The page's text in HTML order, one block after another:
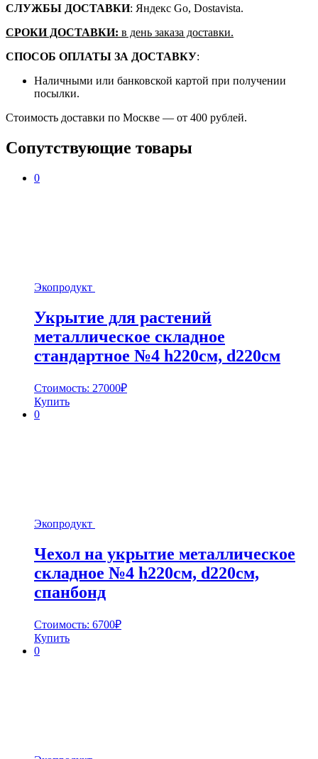
СЛУЖБЫ ДОСТАВКИ: Яндекс Go, Dostavista.
СРОКИ ДОСТАВКИ: в день заказа доставки.
СПОСОБ ОПЛАТЫ ЗА ДОСТАВКУ:
Наличными или банковской картой при получении
посылки.
Стоимость доставки по Москве — от 400 рублей.
Сопутствующие товары
0
Экопродукт
Укрытие для растений
металлическое складное
стандартное №4 h220cм, d220cм
Стоимость: 27000₽
Купить
0
Экопродукт
Чехол на укрытие металлическое
складное №4 h220cм, d220см,
спанбонд
Стоимость: 6700₽
Купить
0